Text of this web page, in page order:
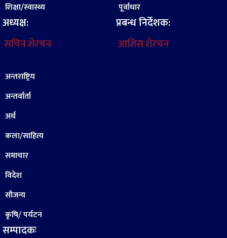
शिक्षा/स्वास्थ्य
अध्यक्ष:
सचिन शेरचन
पूर्वाधार
प्रबन्ध निर्देशक:
आशिस शेरचन
अन्तराष्ट्रिय
अन्तर्वार्ता
अर्थ
कला/साहित्य
समाचार
विदेश
सौजन्य
कृषि/ पर्यटन
सम्पादकः